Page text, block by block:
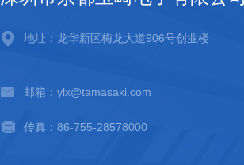
地址：龙华新区梅龙大道906号创业楼
邮箱：ylx@tamasaki.com
传真：86-755-28578000